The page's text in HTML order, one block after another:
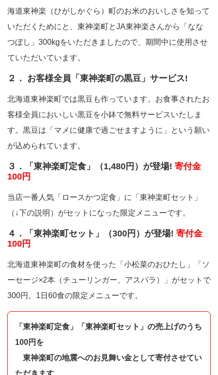
海道東神楽（ひがしかぐら）町のお米のおいしさを知って
いただくためにと、東神楽町とJA東神楽さんから「なな
つぼし」300kgをいただきましたので、期間中に使用させ
ていただいています。
２． お客様全員「東神楽町の黒豆」サービス!
北海道東神楽町では黒豆も作っています。お食事されたお
客様全員においしい黒豆を小鉢で無料サービスいたしま
す。黒豆は「マメに健康で過ごせますように」という願い
が込められています。
３．「東神楽町定食」（1,480円）が登場! 寄付金
100円
当店一番人気「ロースかつ定食」に「東神楽町セット」
（↓下の説明）がセットになった限定メニューです。
４．「東神楽町セット」（300円）が登場! 寄付金
100円
北海道東神楽町の食材を使った「小松菜のおひたし」「ソ
ーセージ×2本（チューリンガー、アスパラ）」がセットで
300円。1日60食の限定メニューです。
「東神楽町定食」「東神楽町セット」の売上げのうち
100円を
東神楽町の地震へのお見舞い金として寄付させてい
ただきます